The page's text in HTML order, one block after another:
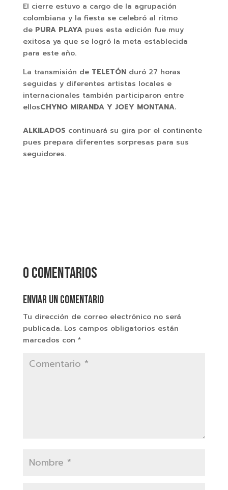
El cierre estuvo a cargo de la agrupación
colombiana y la fiesta se celebró al ritmo
dePURA PLAYApues esta edición fue muy
exitosa ya que se logró la meta establecida
para este año.
La transmisión de TELETÓNduró 27 horas
seguidas y diferentes artistas locales e
internacionales también participaron entre
ellosCHYNO MIRANDA Y JOEY MONTANA.
ALKILADOS continuará su gira por el continente
pues prepara diferentes sorpresas para sus
seguidores.
0 comentarios
Enviar un comentario
Tu dirección de correo electrónico no será
publicada. Los campos obligatorios están
marcados con *